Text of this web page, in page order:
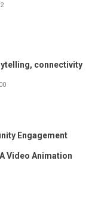
connectivity
Engagement
Video Animation